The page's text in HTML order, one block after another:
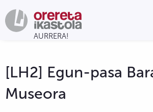
[LH2] Egun-pasa
Museora